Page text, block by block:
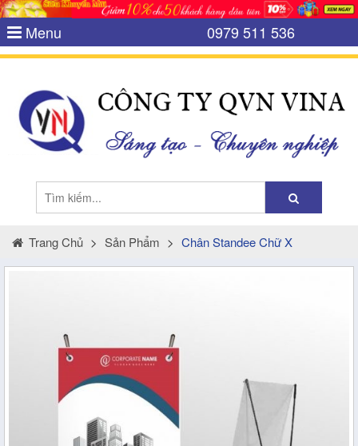
Menu 0979 511 536
Trang Chủ > Sản Phẩm > Chân Standee Chữ X